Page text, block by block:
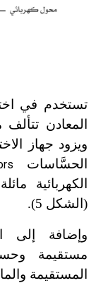
تستخدم في
المعادن
ويزود جهاز
الحسَّاسات
الكهربائية
(الشكل 5).
وإضافة إلى
مستقيمة
المستقيمة